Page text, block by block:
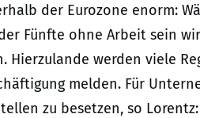
der Eurozone enorm:
Fünfte ohne Arbeit sein
Hierzulande werden viele
melden. Für
zu besetzen, so